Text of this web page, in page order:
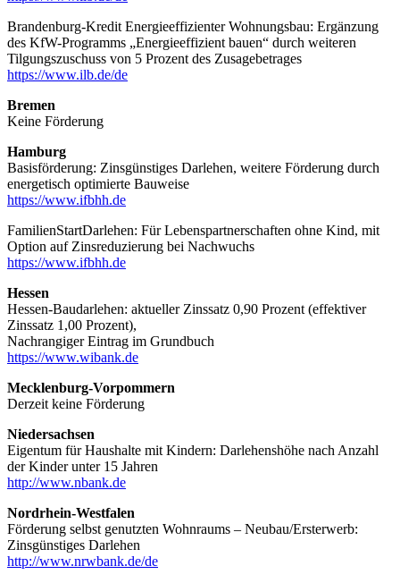
Brandenburg-Kredit Energieeffizienter Wohnungsbau: Ergänzung
des KfW-Programms „Energieeffizient bauen“ durch weiteren
Tilgungszuschuss von 5 Prozent des Zusagebetrages
https://www.ilb.de/de
Bremen
Keine Förderung
Hamburg
Basisförderung: Zinsgünstiges Darlehen, weitere Förderung durch
energetisch optimierte Bauweise
https://www.ifbhh.de
FamilienStartDarlehen: Für Lebenspartnerschaften ohne Kind, mit
Option auf Zinsreduzierung bei Nachwuchs
https://www.ifbhh.de
Hessen
Hessen-Baudarlehen: aktueller Zinssatz 0,90 Prozent (effektiver
Zinssatz 1,00 Prozent),
Nachrangiger Eintrag im Grundbuch
https://www.wibank.de
Mecklenburg-Vorpommern
Derzeit keine Förderung
Niedersachsen
Eigentum für Haushalte mit Kindern: Darlehenshöhe nach Anzahl
der Kinder unter 15 Jahren
http://www.nbank.de
Nordrhein-Westfalen
Förderung selbst genutzten Wohnraums – Neubau/Ersterwerb:
Zinsgünstiges Darlehen
http://www.nrwbank.de/de